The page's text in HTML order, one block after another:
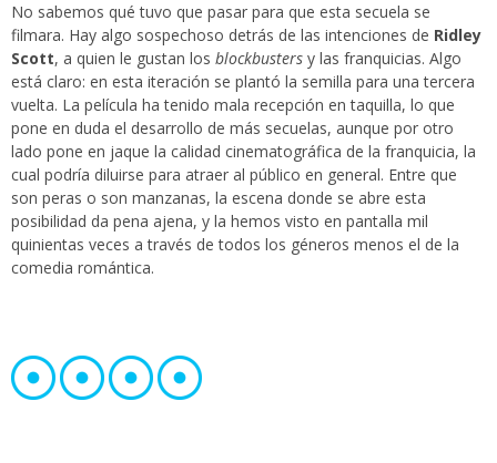
No sabemos qué tuvo que pasar para que esta secuela se
filmara. Hay algo sospechoso detrás de las intenciones de Ridley
Scott, a quien le gustan los blockbusters y las franquicias. Algo
está claro: en esta iteración se plantó la semilla para una tercera
vuelta. La película ha tenido mala recepción en taquilla, lo que
pone en duda el desarrollo de más secuelas, aunque por otro
lado pone en jaque la calidad cinematográfica de la franquicia, la
cual podría diluirse para atraer al público en general. Entre que
son peras o son manzanas, la escena donde se abre esta
posibilidad da pena ajena, y la hemos visto en pantalla mil
quinientas veces a través de todos los géneros menos el de la
comedia romántica.